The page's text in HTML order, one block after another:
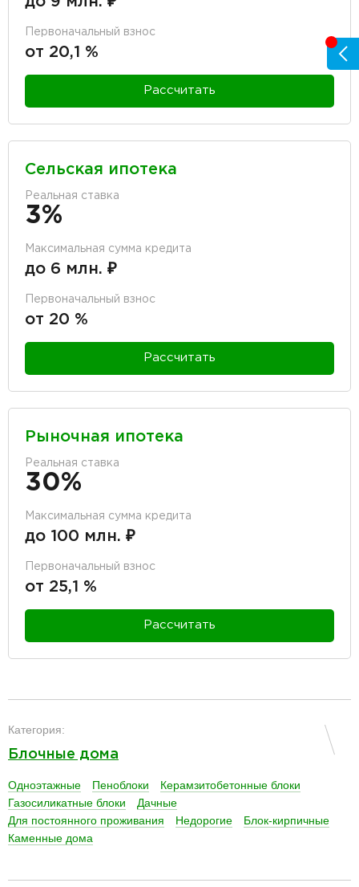
Первоначальный взнос
от 20,1 %
Рассчитать
Сельская ипотека
Реальная ставка
3%
Максимальная сумма кредита
до 6 млн. ₽
Первоначальный взнос
от 20 %
Рассчитать
Рыночная ипотека
Реальная ставка
30%
Максимальная сумма кредита
до 100 млн. ₽
Первоначальный взнос
от 25,1 %
Рассчитать
Категория:
Блочные дома
Одноэтажные Пеноблоки
Керамзитобетонные блоки
Газосиликатные блоки
Дачные
Для постоянного проживания
Недорогие
Блок-кирпичные
Каменные дома